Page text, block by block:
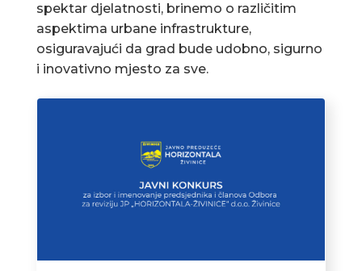
spektar djelatnosti, brinemo o različitim
aspektima urbane infrastrukture,
osiguravajući da grad bude udobno, sigurno
i inovativno mjesto za sve.